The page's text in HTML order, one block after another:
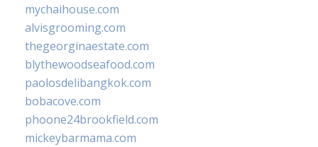
mychaihouse.com
alvisgrooming.com
thegeorginaestate.com
blythewoodseafood.com
paolosdelibangkok.com
bobacove.com
phoone24brookfield.com
mickeybarmama.com